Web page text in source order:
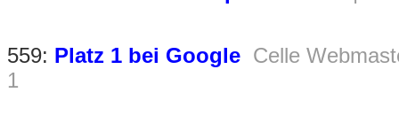
559: Platz 1 bei Google Celle
1